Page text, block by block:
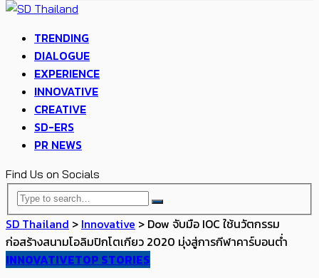
TRENDING
DIALOGUE
EXPERIENCE
INNOVATIVE
CREATIVE
SD-ERS
PR NEWS
Find Us on Socials
SD Thailand > Innovative > Dow จับมือ IOC ใช้นวัตกรรม
ก่อสร้างสนามโอลิมปิกโตเกียว 2020 มุ่งสู่การกีฬาคาร์บอนต่ำ
INNOVATIVETOP STORIES